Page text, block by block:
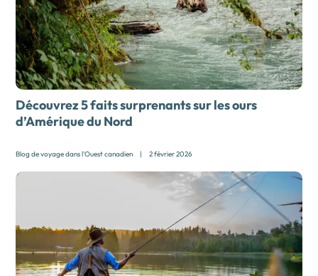
Découvrez 5 faits surprenants sur les ours
d’Amérique du Nord
Blog de voyage dans l'Ouest canadien | 2 février 2026